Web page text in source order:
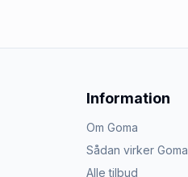
Information
Om Goma
Sådan virker Goma
Alle tilbud